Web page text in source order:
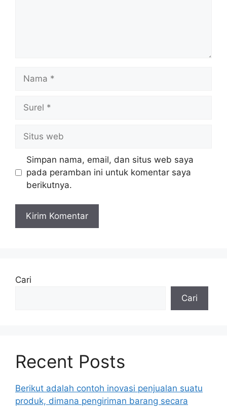
web
Simpan nama, email, dan situs web saya
pada peramban ini untuk komentar saya
berikutnya.
Cari
Cari
Recent Posts
Berikut adalah contoh inovasi penjualan suatu
produk, dimana pengiriman barang secara